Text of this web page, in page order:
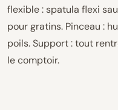
flexible : spatula flexi
pour gratins. Pinceau :
poils. Support : tout
le comptoir.